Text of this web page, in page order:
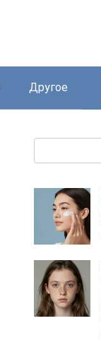
Другое